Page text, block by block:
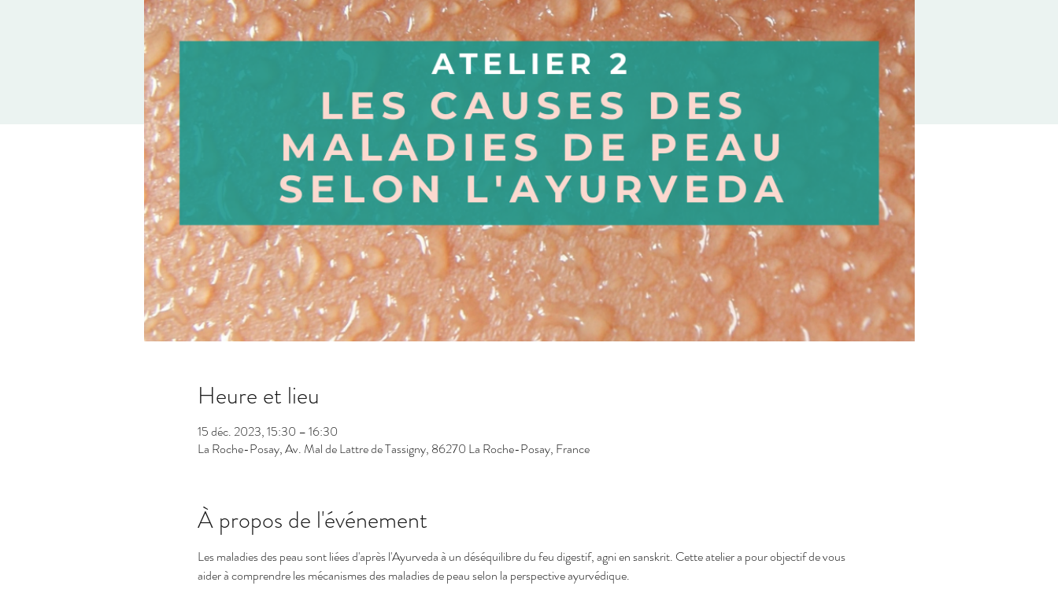
Heure et lieu
15 déc. 2023, 15:30 – 16:30
La Roche-Posay, Av. Mal de Lattre de Tassigny, 86270 La Roche-Posay, France
À propos de l'événement
Les maladies des peau sont liées d'après l'Ayurveda à un déséquilibre du feu digestif, agni en sanskrit. Cette atelier a pour objectif de vous
aider à comprendre les mécanismes des maladies de peau selon la perspective ayurvédique.